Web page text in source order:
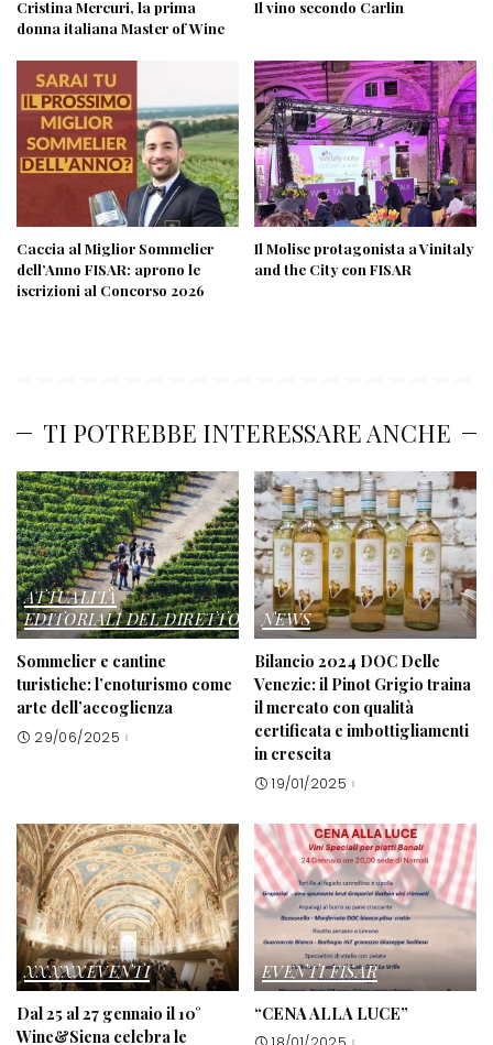
Cristina Mercuri, la prima
donna italiana Master of Wine
Il vino secondo Carlin
Caccia al Miglior Sommelier
dell’Anno FISAR: aprono le
iscrizioni al Concorso 2026
Il Molise protagonista a Vinitaly
and the City con FISAR
TI POTREBBE INTERESSARE ANCHE
ATTUALITÀ
EDITORIALI DEL DIRETTORE
Sommelier e cantine
turistiche: l’enoturismo come
arte dell’accoglienza
29/06/2025
NEWS
Bilancio 2024 DOC Delle
Venezie: il Pinot Grigio traina
il mercato con qualità
certificata e imbottigliamenti
in crescita
19/01/2025
XXXXXEVENTI
Dal 25 al 27 gennaio il 10°
Wine&Siena celebra le
EVENTI FISAR
“CENA ALLA LUCE”